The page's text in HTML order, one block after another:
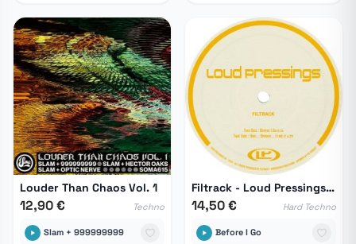
Louder Than Chaos Vol. 1
12,90 € Techno
Slam + 999999999
Filtrack - Loud Pressings 08
14,50 € Hard Techno
Before I Go